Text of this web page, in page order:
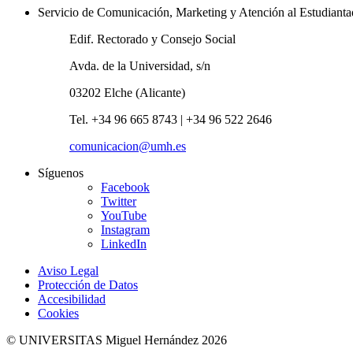
Servicio de Comunicación, Marketing y Atención al
Edif. Rectorado y Consejo Social
Avda. de la Universidad, s/n
03202 Elche (Alicante)
Tel. +34 96 665 8743 | +34 96 522 2646
comunicacion@umh.es
Síguenos
Facebook
Twitter
YouTube
Instagram
LinkedIn
Aviso Legal
Protección de Datos
Accesibilidad
Cookies
© UNIVERSITAS Miguel Hernández 2026